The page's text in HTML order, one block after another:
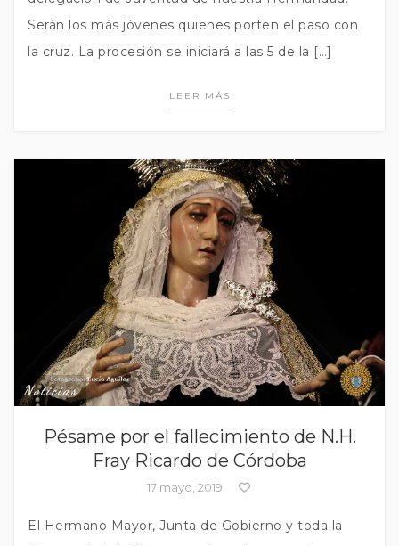
Serán los más jóvenes quienes porten el paso con
la cruz. La procesión se iniciará a las 5 de la […]
LEER MÁS
Noticias
Pésame por el fallecimiento de N.H.
Fray Ricardo de Córdoba
17 mayo, 2019
El Hermano Mayor, Junta de Gobierno y toda la